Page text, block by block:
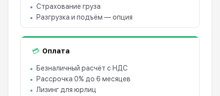
Страхование груза
Разгрузка и подъём — опция
💳 Оплата
Безналичный расчёт с НДС
Рассрочка 0% до 6 месяцев
Лизинг для юрлиц